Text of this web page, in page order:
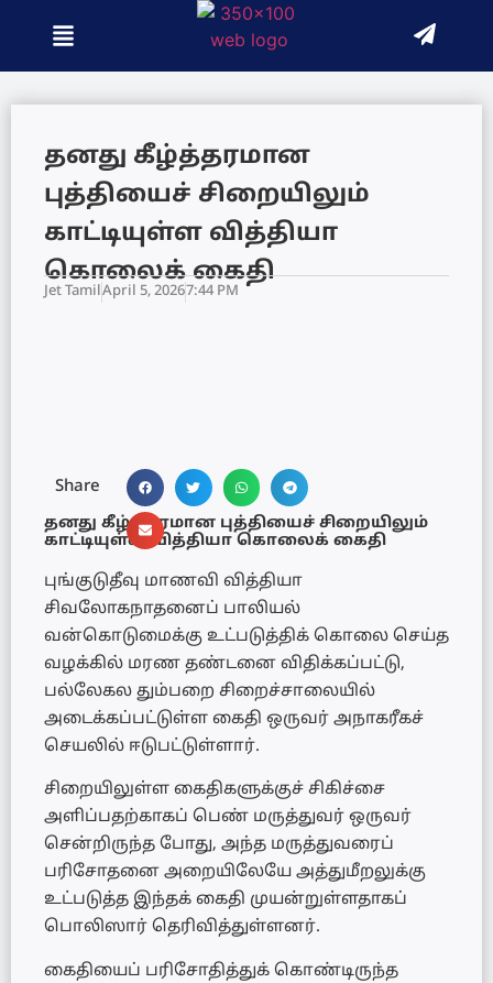
தனது கீழ்த்தரமான
புத்தியைச் சிறையிலும்
காட்டியுள்ள வித்தியா
கொலைக் கைதி
Jet TamilApril 5, 20267:44 PM
Share
தனது கீழ்த்தரமான புத்தியைச் சிறையிலும்
காட்டியுள்ள வித்தியா கொலைக் கைதி
புங்குடுதீவு மாணவி வித்தியா
சிவலோகநாதனைப் பாலியல்
வன்கொடுமைக்கு உட்படுத்திக் கொலை செய்த
வழக்கில் மரண தண்டனை விதிக்கப்பட்டு,
பல்லேகல தும்பறை சிறைச்சாலையில்
அடைக்கப்பட்டுள்ள கைதி ஒருவர் அநாகரீகச்
செயலில் ஈடுபட்டுள்ளார்.
சிறையிலுள்ள கைதிகளுக்குச் சிகிச்சை
அளிப்பதற்காகப் பெண் மருத்துவர் ஒருவர்
சென்றிருந்த போது, அந்த மருத்துவரைப்
பரிசோதனை அறையிலேயே அத்துமீறலுக்கு
உட்படுத்த இந்தக் கைதி முயன்றுள்ளதாகப்
பொலிஸார் தெரிவித்துள்ளனர்.
கைதியைப் பரிசோதித்துக் கொண்டிருந்த